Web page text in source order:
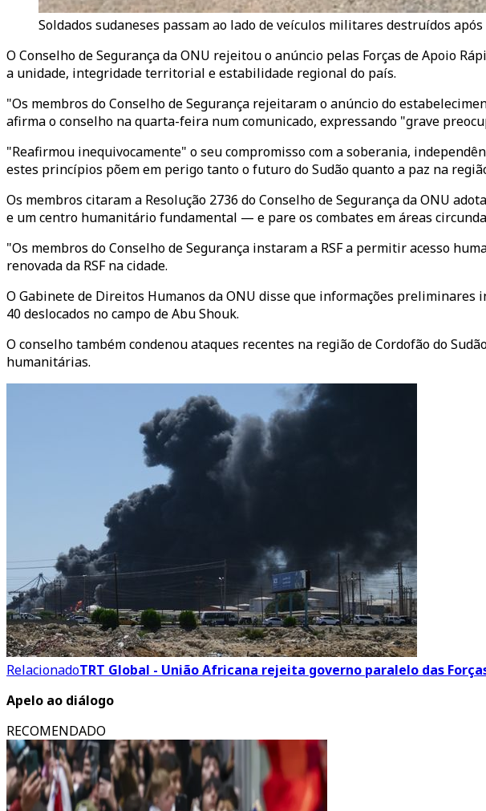
Soldados sudaneses passam ao lado de veículos militares destruídos
O Conselho de Segurança da ONU rejeitou o anúncio pelas Forças de Apoio
a unidade, integridade territorial e estabilidade regional do país.
"Os membros do Conselho de Segurança rejeitaram o anúncio do
afirma o conselho na quarta-feira num comunicado, expressando "grave
"Reafirmou inequivocamente" o seu compromisso com a soberania,
estes princípios põem em perigo tanto o futuro do Sudão quanto a paz na
Os membros citaram a Resolução 2736 do Conselho de Segurança da ONU
e um centro humanitário fundamental — e pare os combates em áreas
"Os membros do Conselho de Segurança instaram a RSF a permitir acesso
renovada da RSF na cidade.
O Gabinete de Direitos Humanos da ONU disse que informações
40 deslocados no campo de Abu Shouk.
O conselho também condenou ataques recentes na região de Cordofão do
humanitárias.
RelacionadoTRT Global - União Africana rejeita governo paralelo das
Apelo ao diálogo
RECOMENDADO